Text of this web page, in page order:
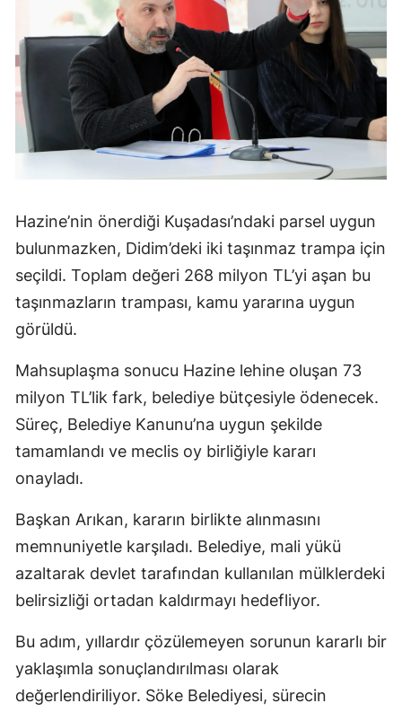
Hazine’nin önerdiği Kuşadası’ndaki parsel uygun
bulunmazken, Didim’deki iki taşınmaz trampa için
seçildi. Toplam değeri 268 milyon TL’yi aşan bu
taşınmazların trampası, kamu yararına uygun
görüldü.
Mahsuplaşma sonucu Hazine lehine oluşan 73
milyon TL’lik fark, belediye bütçesiyle ödenecek.
Süreç, Belediye Kanunu’na uygun şekilde
tamamlandı ve meclis oy birliğiyle kararı
onayladı.
Başkan Arıkan, kararın birlikte alınmasını
memnuniyetle karşıladı. Belediye, mali yükü
azaltarak devlet tarafından kullanılan mülklerdeki
belirsizliği ortadan kaldırmayı hedefliyor.
Bu adım, yıllardır çözülemeyen sorunun kararlı bir
yaklaşımla sonuçlandırılması olarak
değerlendiriliyor. Söke Belediyesi, sürecin